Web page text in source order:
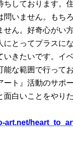
ちしております。
問いません。もち
せん。好奇心がい
にとってプラスに
きたいです。イ
な範囲で行って
ート』活動のサポ
面白いことをやり
art.net/